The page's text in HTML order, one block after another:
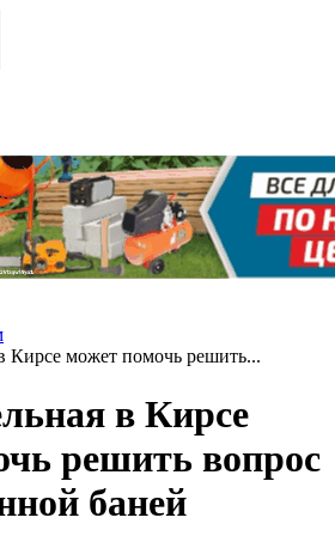
Кирсе может помочь решить...
в Кирсе
решить вопрос
баней